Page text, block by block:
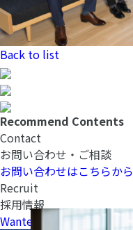
Back to list
Recommend Contents
Contact
お問い合わせ・ご相談
お問い合わせはこちらから
Recruit
採用情報
Wantedlyへ